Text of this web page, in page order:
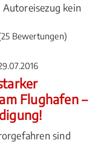
kein
Bewertungen)
Flughafen –
sind